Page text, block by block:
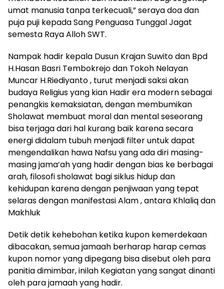
umat manusia tanpa terkecuali,” seraya doa dan
puja puji kepada Sang Penguasa Tunggal Jagat
semesta Raya Alloh SWT.
Nampak hadir kepala Dusun Krajan Suwito dan Bpd
H.Hasan Basri Tembokrejo dan Tokoh Nelayan
Muncar H.Riediyanto , turut menjadi saksi akan
budaya Religius yang kian Hadir era modern sebagai
penangkis kemaksiatan, dengan membumikan
Sholawat membuat moral dan mental seseorang
bisa terjaga dari hal kurang baik karena secara
energi didalam tubuh menjadi filter untuk dapat
mengendalikan hawa Nafsu yang ada diri masing-
masing jama’ah yang hadir dengan bias ke berbagai
arah, filosofi sholawat bagi siklus hidup dan
kehidupan karena dengan penjiwaan yang tepat
selaras dengan manifestasi Alam , antara Khlaliq dan
Makhluk
Detik detik kehebohan ketika kupon kemerdekaan
dibacakan, semua jamaah berharap harap cemas
kupon nomor yang dipegang bisa disebut oleh para
panitia dimimbar, inilah Kegiatan yang sangat dinanti
oleh para jamaah yang hadir.